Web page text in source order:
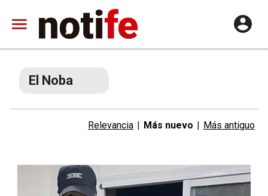
El Noba
Relevancia | Más nuevo | Más antiguo